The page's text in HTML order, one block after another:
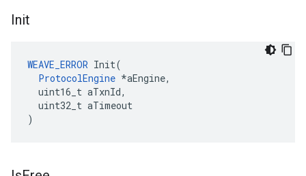
Init
WEAVE_ERROR Init(
ProtocolEngine *aEngine,
  uint16_t aTxnId,
  uint32_t aTimeout
)